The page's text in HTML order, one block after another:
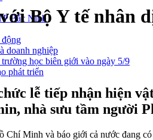
Bắc Ninh
doanh nghiệp
học biên giới vào ngày 5/9
phát triển
Bộ Y tế nhân
lễ tiếp nhận hiện
nhà sưu tầm người
Minh và báo giới cả nước đang